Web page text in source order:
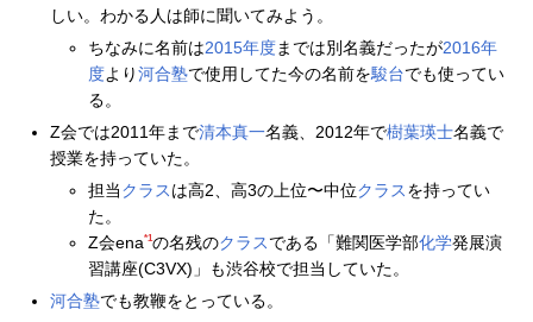
しい。わかる人は師に聞いてみよう。
ちなみに名前は2015年度までは別名義だったが2016年
度より河合塾で使用してた今の名前を駿台でも使ってい
る。
Z会では2011年まで清本真一名義、2012年で樹葉瑛士名義で
授業を持っていた。
担当クラスは高2、高3の上位〜中位クラスを持ってい
た。
Z会ena*1の名残のクラスである「難関医学部化学発展演
習講座(C3VX)」も渋谷校で担当していた。
河合塾でも教鞭をとっている。